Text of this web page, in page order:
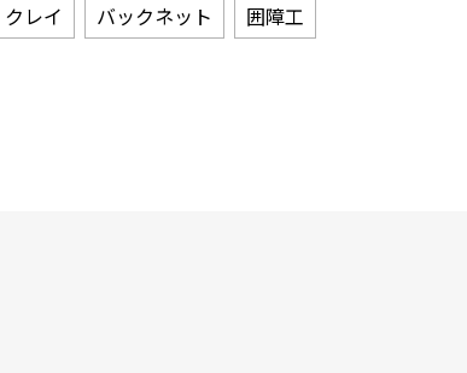
クレイ バックネット 囲障工